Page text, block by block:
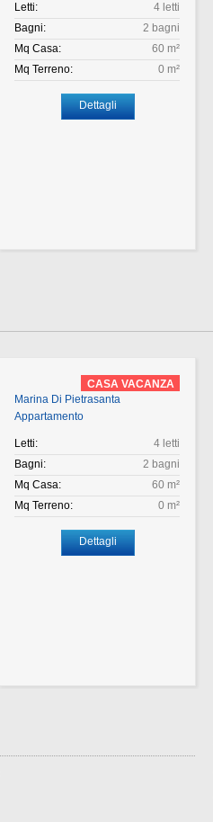
Letti:
4 letti
Bagni:
2 bagni
Mq Casa:
60 m²
Mq Terreno:
0 m²
Dettagli
CASA VACANZA
Marina Di Pietrasanta
Appartamento
Letti:
4 letti
Bagni:
2 bagni
Mq Casa:
60 m²
Mq Terreno:
0 m²
Dettagli